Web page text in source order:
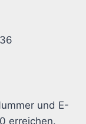
und E-
erreichen.